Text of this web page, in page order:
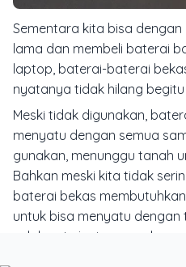
Sementara kita bisa
lama dan membeli baterai
laptop, baterai-baterai
nyatanya tidak hilang
Meski tidak digunakan,
menyatu dengan semua
gunakan, menunggu tanah
Bahkan meski kita tidak
baterai bekas
untuk bisa menyatu
salah satu jenis sampah